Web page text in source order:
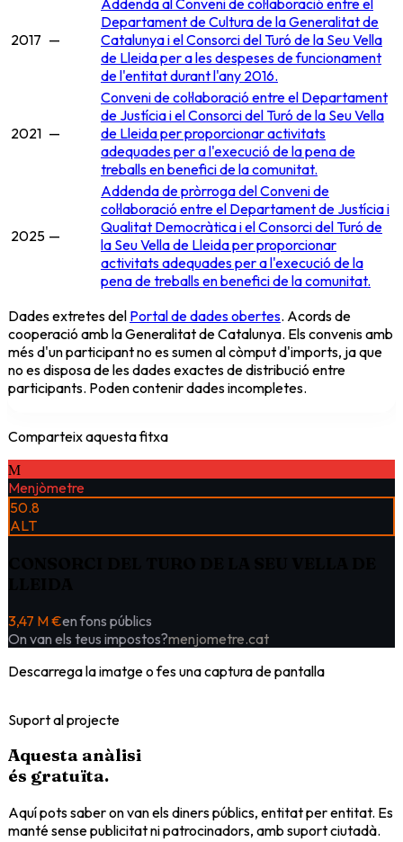
2017 —
Addenda al Conveni de col·laboració entre el
Departament de Cultura de la Generalitat de
Catalunya i el Consorci del Turó de la Seu Vella
de Lleida per a les despeses de funcionament
de l'entitat durant l'any 2016.
2021 —
Conveni de col·laboració entre el Departament
de Justícia i el Consorci del Turó de la Seu Vella
de Lleida per proporcionar activitats
adequades per a l'execució de la pena de
treballs en benefici de la comunitat.
2025 —
Addenda de pròrroga del Conveni de
col·laboració entre el Departament de Justícia i
Qualitat Democràtica i el Consorci del Turó de
la Seu Vella de Lleida per proporcionar
activitats adequades per a l'execució de la
pena de treballs en benefici de la comunitat.
Dades extretes del Portal de dades obertes. Acords de
cooperació amb la Generalitat de Catalunya. Els convenis amb
més d'un participant no es sumen al còmput d'imports, ja que
no es disposa de les dades exactes de distribució entre
participants. Poden contenir dades incompletes.
Comparteix aquesta fitxa
M
Menjòmetre
50.8
ALT
3,47 M €en fons públics
On van els teus impostos?menjometre.cat
Descarrega la imatge o fes una captura de pantalla
Suport al projecte
Aquesta anàlisi
és gratuïta.
Aquí pots saber on van els diners públics, entitat per entitat. Es
manté sense publicitat ni patrocinadors, amb suport ciutadà.